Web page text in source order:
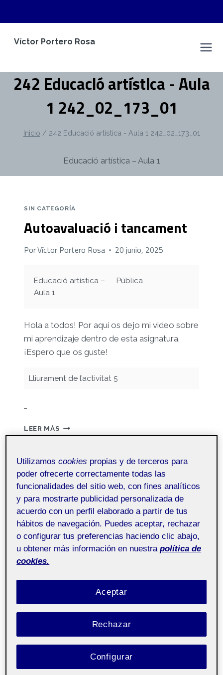
Víctor Portero Rosa
242 Educació artística - Aula
1 242_02_173_01
Inicio / 242 Educació artística - Aula 1 242_02_173_01
Educació artística – Aula 1
SIN CATEGORÍA
Autoavaluació i tancament
PorVíctor Portero Rosa 20 junio, 2025
Educació artística –
Aula 1
Pública
Hola a todos! Por aquí os dejo mi video sobre
mi aprendizaje dentro de esta asignatura.
¡Espero que os guste!
Lliurament de l’activitat 5
…
LEER MÁS AUTOAVALUACIÓ
I
SIN CATEGORÍA
MULTIREGISTRO
PorVíctor Portero Rosa 8 junio, 2025
Aula 1
Hola a todos, compañeros. Por aquí os dejo
mi trabajo. Espero que os guste mi reflexión y
que os ayude a empezar a mirar más allá. Los
momentos más bonitos son solo instantes y,
Utilizamoscookies propias y de terceros para
poder ofrecerte correctamente todas las
funcionalidades del sitio web, con fines analíticos
y para mostrarte publicidad personalizada de
acuerdo con un perfil elaborado a partir de tus
hábitos de navegación. Puedes aceptar, rechazar
o configurar tus preferencias haciendo clic abajo,
u obtener más información en nuestra política de
cookies.
Rechazar
Aceptar
Configurar